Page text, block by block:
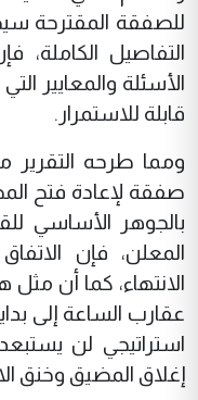
للصفقة المقترحة
التفاصيل
الأسئلة والمعايير
قابلة للاستمرار.
ومما طرحه
صفقة لإعادة فتح
بالجوهر الأساسي
المعلن، فإن
الانتهاء، كما أن
عقارب الساعة إلى
استراتيجي لن
إغلاق المضيق وخنق